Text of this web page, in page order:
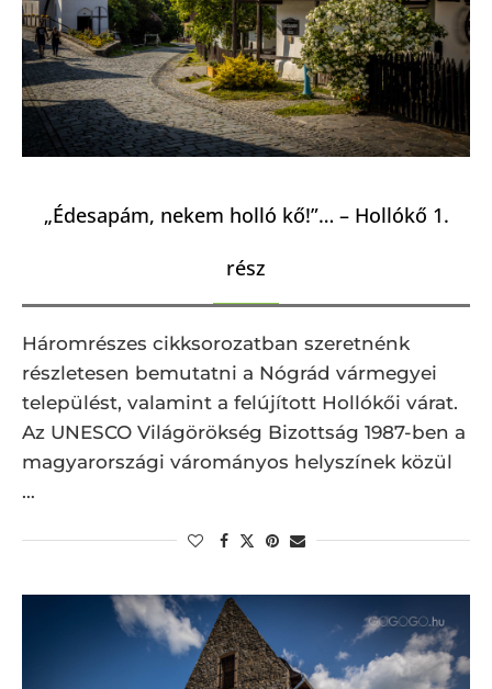
„Édesapám, nekem holló kő!”… – Hollókő 1.
rész
Háromrészes cikksorozatban szeretnénk
részletesen bemutatni a Nógrád vármegyei
települést, valamint a felújított Hollókői várat.
Az UNESCO Világörökség Bizottság 1987-ben a
magyarországi várományos helyszínek közül
…